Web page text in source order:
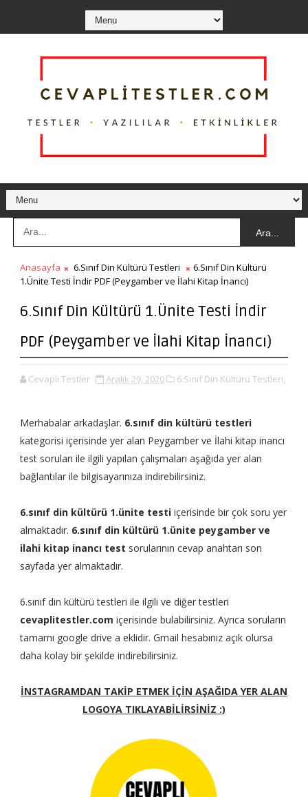
Ara...
Anasayfa 6.Sınıf Din Kültürü Testleri
6.Sınıf Din Kültürü
1.Ünite Testi İndir PDF (Peygamber ve İlahi Kitap İnancı)
6.Sınıf Din Kültürü 1.Ünite Testi İndir
PDF (Peygamber ve İlahi Kitap İnancı)
Cevaplı Testler Aralık 29, 2020 6.Sınıf Din Kültürü Testleri,
Merhabalar arkadaşlar. 6.sınıf din kültürü testleri
kategorisi içerisinde yer alan Peygamber ve İlahi kitap inancı
test soruları ile ilgili yapılan çalışmaları aşağıda yer alan
bağlantılar ile bilgisayarınıza indirebilirsiniz.
6.sınıf din kültürü 1.ünite testiiçerisinde bir çok soru yer
almaktadır. 6.sınıf din kültürü 1.ünite peygamber ve
ilahi kitap inancı test sorularının cevap anahtarı son
sayfada yer almaktadır.
6.sınıf din kültürü testleri ile ilgili ve diğer testleri
cevaplitestler.com içerisinde bulabilirsiniz. Ayrıca soruların
tamamı google drive a eklidir. Gmail hesabınız açık olursa
daha kolay bir şekilde indirebilirsiniz.
İNSTAGRAMDAN TAKİP ETMEK İÇİN AŞAĞIDA YER ALAN
LOGOYA TIKLAYABİLİRSİNİZ :)